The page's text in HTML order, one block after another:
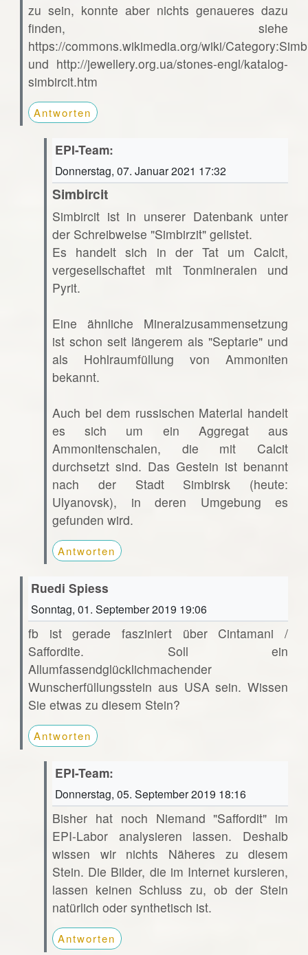
zu sein, konnte aber nichts genaueres dazu
finden, siehe
https://commons.wikimedia.org/wiki/
und http://jewellery.org.ua/stones-engl/katalog-
simbircit.htm
Antworten
EPI-Team:
Donnerstag, 07. Januar 2021 17:32
Simbircit
Simbircit ist in unserer Datenbank unter
der Schreibweise "Simbirzit" gelistet.
Es handelt sich in der Tat um Calcit,
vergesellschaftet mit Tonmineralen und
Pyrit.
Eine ähnliche Mineralzusammensetzung
ist schon seit längerem als "Septarie" und
als Hohlraumfüllung von Ammoniten
bekannt.
Auch bei dem russischen Material handelt
es sich um ein Aggregat aus
Ammonitenschalen, die mit Calcit
durchsetzt sind. Das Gestein ist benannt
nach der Stadt Simbirsk (heute:
Ulyanovsk), in deren Umgebung es
gefunden wird.
Antworten
Ruedi Spiess
Sonntag, 01. September 2019 19:06
fb ist gerade fasziniert über Cintamani /
Saffordite. Soll ein
Allumfassendglücklichmachender
Wunscherfüllungsstein aus USA sein. Wissen
Sie etwas zu diesem Stein?
Antworten
EPI-Team:
Donnerstag, 05. September 2019 18:16
Bisher hat noch Niemand "Saffordit" im
EPI-Labor analysieren lassen. Deshalb
wissen wir nichts Näheres zu diesem
Stein. Die Bilder, die im Internet kursieren,
lassen keinen Schluss zu, ob der Stein
natürlich oder synthetisch ist.
Antworten